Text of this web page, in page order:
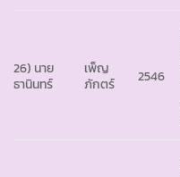
26) นาย
ธานินทร์
เพ็ญ
ภักตร์
2546